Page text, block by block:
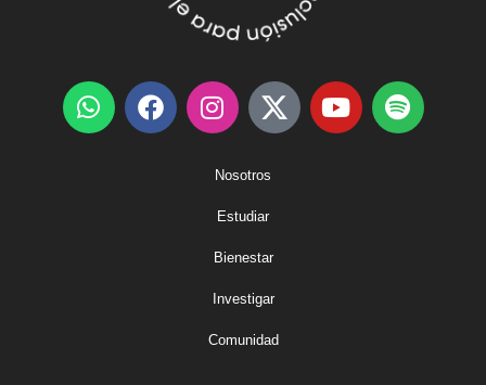
Nosotros
Estudiar
Bienestar
Investigar
Comunidad